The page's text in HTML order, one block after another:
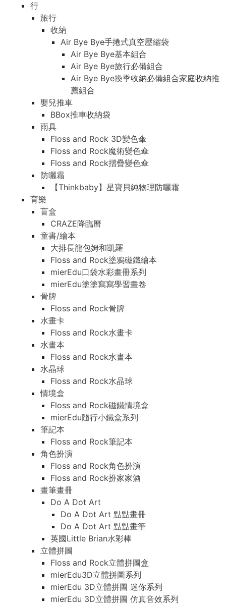
行
旅行
收納
Air Bye Bye手捲式真空壓縮袋
Air Bye Bye基本組合
Air Bye Bye旅行必備組合
Air Bye Bye換季收納必備組合家庭收納推
薦組合
嬰兒推車
BBox推車收納袋
雨具
Floss and Rock 3D變色傘
Floss and Rock魔術變色傘
Floss and Rock摺疊變色傘
防曬霜
【Thinkbaby】星寶貝純物理防曬霜
育樂
盲盒
CRAZE降臨曆
童書/繪本
大排長龍包姆和凱羅
Floss and Rock塗鴉磁鐵繪本
mierEdu口袋水彩畫冊系列
mierEdu塗塗寫寫學習畫卷
骨牌
Floss and Rock骨牌
水畫卡
Floss and Rock水畫卡
水畫本
Floss and Rock水畫本
水晶球
Floss and Rock水晶球
情境盒
Floss and Rock磁鐵情境盒
mierEdu隨行小鐵盒系列
筆記本
Floss and Rock筆記本
角色扮演
Floss and Rock角色扮演
Floss and Rock扮家家酒
畫筆畫冊
Do A Dot Art
Do A Dot Art 點點畫冊
Do A Dot Art 點點畫筆
英國Little Brian水彩棒
立體拼圖
Floss and Rock立體拼圖盒
mierEdu3D立體拼圖系列
mierEdu 3D立體拼圖 迷你系列
mierEdu 3D立體拼圖 仿真音效系列